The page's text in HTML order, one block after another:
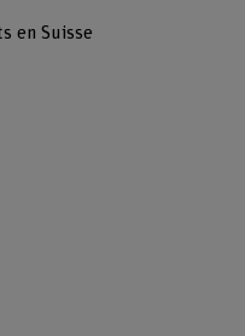
en Suisse